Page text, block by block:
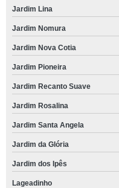
Jardim Lina
Jardim Nomura
Jardim Nova Cotia
Jardim Pioneira
Jardim Recanto Suave
Jardim Rosalina
Jardim Santa Angela
Jardim da Glória
Jardim dos Ipês
Lageadinho